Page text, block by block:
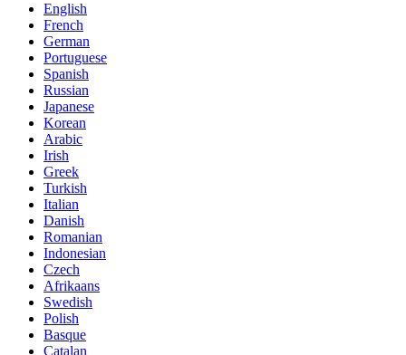
English
French
German
Portuguese
Spanish
Russian
Japanese
Korean
Arabic
Irish
Greek
Turkish
Italian
Danish
Romanian
Indonesian
Czech
Afrikaans
Swedish
Polish
Basque
Catalan